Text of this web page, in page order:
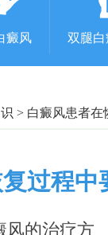
癜风 双腿
> 白癜风患者在
过程中